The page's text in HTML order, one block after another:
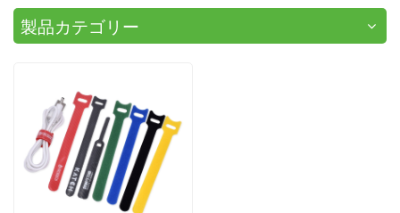
製品カテゴリー